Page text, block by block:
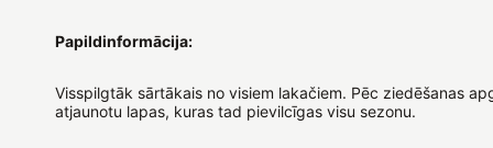
Papildinformācija:
Visspilgtāk sārtākais no visiem lakačiem. Pēc ziedēšanas
atjaunotu lapas, kuras tad pievilcīgas visu sezonu.